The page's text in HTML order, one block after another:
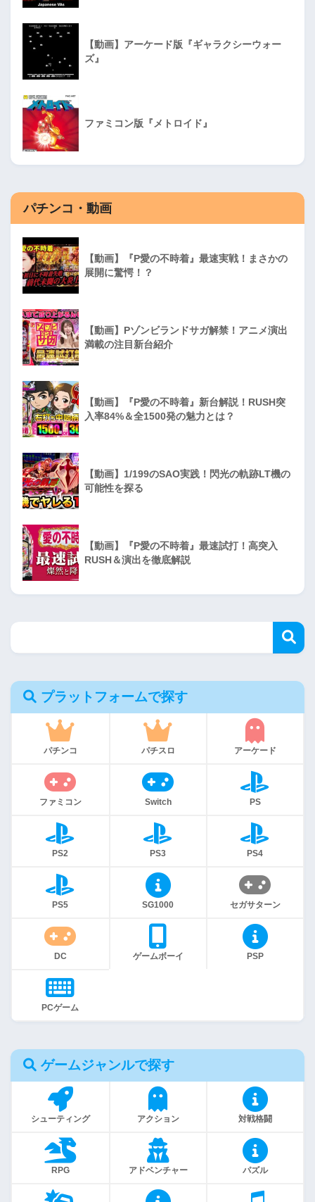
【動画】アーケード版『ギャラクシーウォー
ズ』
ファミコン版『メトロイド』
パチンコ・動画
【動画】『P愛の不時着』最速実戦！まさかの
展開に驚愕！？
【動画】Pゾンビランドサガ解禁！アニメ演出
満載の注目新台紹介
【動画】『P愛の不時着』新台解説！RUSH突
入率84%＆全1500発の魅力とは？
【動画】1/199のSAO実践！閃光の軌跡LT機の
可能性を探る
【動画】『P愛の不時着』最速試打！高突入
RUSH＆演出を徹底解説
プラットフォームで探す
パチンコ パチスロ アーケード
ファミコン Switch PS
PS2 PS3 PS4
PS5 SG1000 セガサターン
DC ゲームボーイ PSP
PCゲーム
ゲームジャンルで探す
シューティング アクション 対戦格闘
RPG アドベンチャー パズル